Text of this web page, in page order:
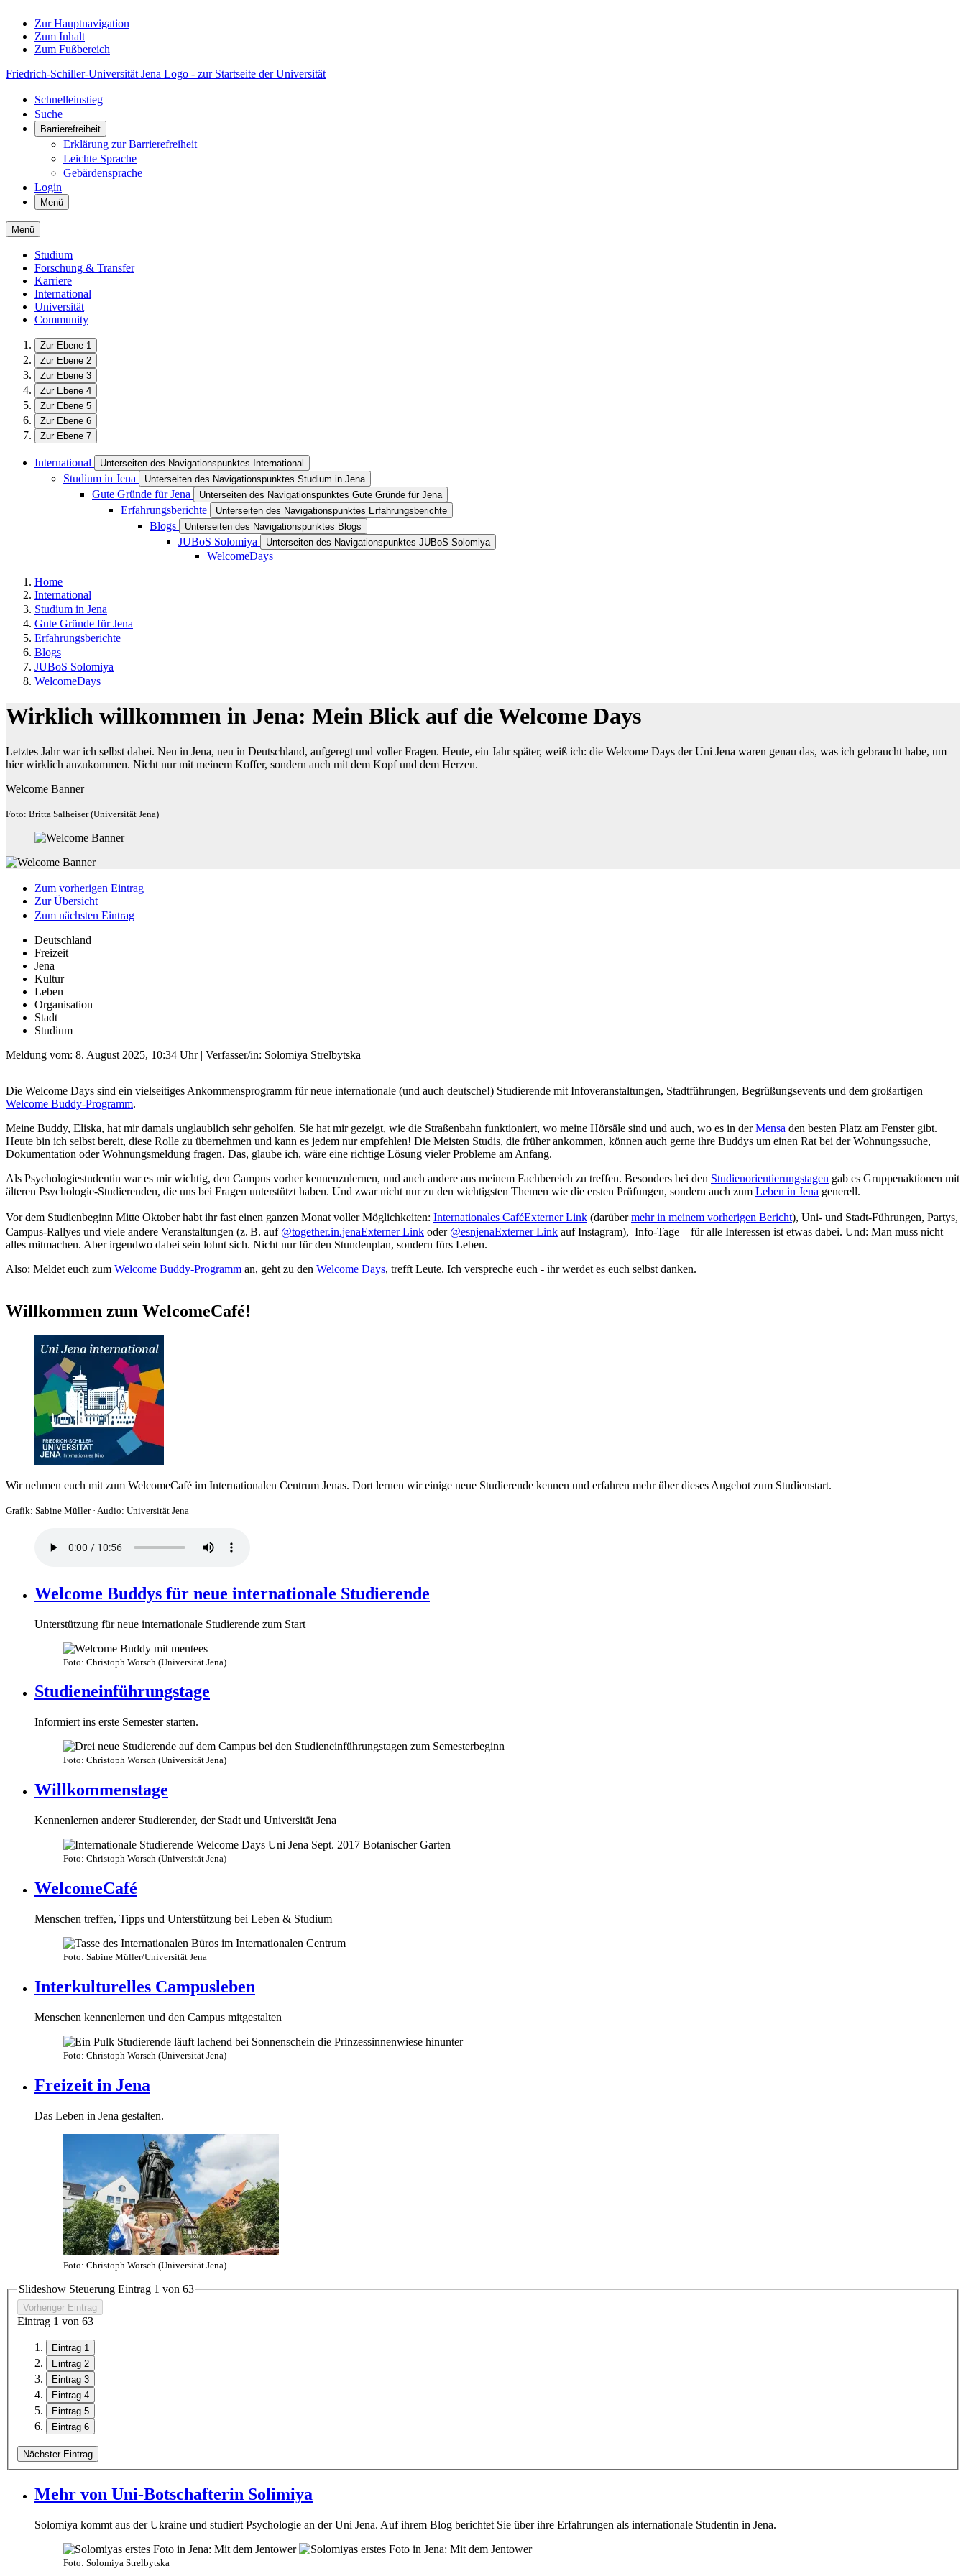
Zur Hauptnavigation
Zum Inhalt
Zum Fußbereich
Friedrich-Schiller-Universität Jena Logo - zur Startseite der Universität
Schnelleinstieg
Suche
Barrierefreiheit
Erklärung zur Barrierefreiheit
Leichte Sprache
Gebärdensprache
Login
Menü
Menü
Studium
Forschung & Transfer
Karriere
International
Universität
Community
Zur Ebene 1
Zur Ebene 2
Zur Ebene 3
Zur Ebene 4
Zur Ebene 5
Zur Ebene 6
Zur Ebene 7
International Unterseiten des Navigationspunktes International
Studium in Jena Unterseiten des Navigationspunktes Studium in Jena
Gute Gründe für Jena Unterseiten des Navigationspunktes Gute Gründe für Jena
Erfahrungsberichte Unterseiten des Navigationspunktes Erfahrungsberichte
Blogs Unterseiten des Navigationspunktes Blogs
JUBoS Solomiya Unterseiten des Navigationspunktes JUBoS Solomiya
WelcomeDays
Home
International
Studium in Jena
Gute Gründe für Jena
Erfahrungsberichte
Blogs
JUBoS Solomiya
WelcomeDays
Wirklich willkommen in Jena: Mein Blick auf die Welcome Days
Letztes Jahr war ich selbst dabei. Neu in Jena, neu in Deutschland, aufgeregt und voller Fragen. Heute, ein Jahr später, weiß ich: die Welcome Days der Uni Jena waren genau das, was ich gebraucht habe, um
hier wirklich anzukommen. Nicht nur mit meinem Koffer, sondern auch mit dem Kopf und dem Herzen.
Welcome Banner
Foto: Britta Salheiser (Universität Jena)
Zum vorherigen Eintrag
Zur Übersicht
Zum nächsten Eintrag
Deutschland
Freizeit
Jena
Kultur
Leben
Organisation
Stadt
Studium
Meldung vom: 8. August 2025, 10:34 Uhr| Verfasser/in: Solomiya Strelbytska
Die Welcome Days sind ein vielseitiges Ankommensprogramm für neue internationale (und auch deutsche!) Studierende mit Infoveranstaltungen, Stadtführungen, Begrüßungsevents und dem großartigen
Welcome Buddy-Programm.
Meine Buddy, Eliska, hat mir damals unglaublich sehr geholfen. Sie hat mir gezeigt, wie die Straßenbahn funktioniert, wo meine Hörsäle sind und auch, wo es in derMensa den besten Platz am Fenster gibt.
Heute bin ich selbst bereit, diese Rolle zu übernehmen und kann es jedem nur empfehlen! Die Meisten Studis, die früher ankommen, können auch gerne ihre Buddys um einen Rat bei der Wohnungssuche,
Dokumentation oder Wohnungsmeldung fragen. Das, glaube ich, wäre eine richtige Lösung vieler Probleme am Anfang.
Als Psychologiestudentin war es mir wichtig, den Campus vorher kennenzulernen, und auch andere aus meinem Fachbereich zu treffen. Besonders bei den Studienorientierungstagen gab es Gruppenaktionen mit
älteren Psychologie-Studierenden, die uns bei Fragen unterstützt haben. Und zwar nicht nur zu den wichtigsten Themen wie die ersten Prüfungen, sondern auch zum Leben in Jena generell.
Vor dem Studienbeginn Mitte Oktober habt ihr fast einen ganzen Monat voller Möglichkeiten: Internationales CaféExterner Link (darübermehr in meinem vorherigen Bericht), Uni- und Stadt-Führungen, Partys,
Campus-Rallyes und viele andere Veranstaltungen (z. B. auf @together.in.jenaExterner Link oder @esnjenaExterner Link auf Instagram), Info-Tage – für alle Interessen ist etwas dabei. Und: Man muss nicht
alles mitmachen. Aber irgendwo dabei sein lohnt sich. Nicht nur für den Stundenplan, sondern fürs Leben.
Also: Meldet euch zum Welcome Buddy-Programm an, geht zu den Welcome Days, trefft Leute. Ich verspreche euch - ihr werdet es euch selbst danken.
Willkommen zum WelcomeCafé!
Wir nehmen euch mit zum WelcomeCafé im Internationalen Centrum Jenas. Dort lernen wir einige neue Studierende kennen und erfahren mehr über dieses Angebot zum Studienstart.
Grafik: Sabine Müller· Audio: Universität Jena
Welcome Buddys für neue internationale Studierende
Unterstützung für neue internationale Studierende zum Start
Foto: Christoph Worsch (Universität Jena)
Studieneinführungstage
Informiert ins erste Semester starten.
Foto: Christoph Worsch (Universität Jena)
Willkommenstage
Kennenlernen anderer Studierender, der Stadt und Universität Jena
Foto: Christoph Worsch (Universität Jena)
WelcomeCafé
Menschen treffen, Tipps und Unterstützung bei Leben & Studium
Foto: Sabine Müller/Universität Jena
Interkulturelles Campusleben
Menschen kennenlernen und den Campus mitgestalten
Foto: Christoph Worsch (Universität Jena)
Freizeit in Jena
Das Leben in Jena gestalten.
Foto: Christoph Worsch (Universität Jena)
Slideshow Steuerung Eintrag 1 von 63
Vorheriger Eintrag
Eintrag 1 von 63
Eintrag 1
Eintrag 2
Eintrag 3
Eintrag 4
Eintrag 5
Eintrag 6
Nächster Eintrag
Mehr von Uni-Botschafterin Solimiya
Solomiya kommt aus der Ukraine und studiert Psychologie an der Uni Jena. Auf ihrem Blog berichtet Sie über ihre Erfahrungen als internationale Studentin in Jena.
Foto: Solomiya Strelbytska